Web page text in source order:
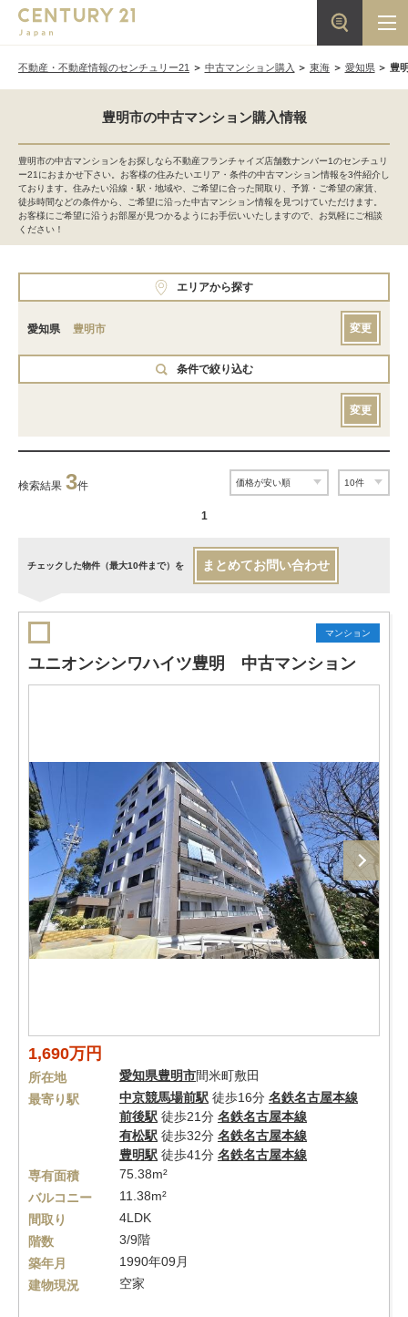
不動産・不動産情報のセンチュリー21 中古マンション購入 東海 愛知県 豊
豊明市の中古マンション購入情報
豊明市の中古マンションをお探しなら不動産フランチャイズ店舗数ナンバー1のセンチュリ
ー21におまかせ下さい。お客様の住みたいエリア・条件の中古マンション情報を3件紹介し
ております。住みたい沿線・駅・地域や、ご希望に合った間取り、予算・ご希望の家賃、
徒歩時間などの条件から、ご希望に沿った中古マンション情報を見つけていただけます。
お客様にご希望に沿うお部屋が見つかるようにお手伝いいたしますので、お気軽にご相談
ください！
エリアから探す
愛知県 豊明市 変更
条件で絞り込む
変更
検索結果 3件
1
チェックした物件（最大10件まで）を まとめてお問い合わせ
マンション
ユニオンシンワハイツ豊明 中古マンション
1,690万円
所在地 愛知県豊明市間米町敷田
最寄り駅
中京競馬場前駅 徒歩16分 名鉄名古屋本線
前後駅 徒歩21分 名鉄名古屋本線
有松駅 徒歩32分 名鉄名古屋本線
豊明駅 徒歩41分 名鉄名古屋本線
専有面積
75.38m²
バルコニー
11.38m²
間取り
4LDK
階数
3/9階
築年月
1990年09月
建物現況
空家